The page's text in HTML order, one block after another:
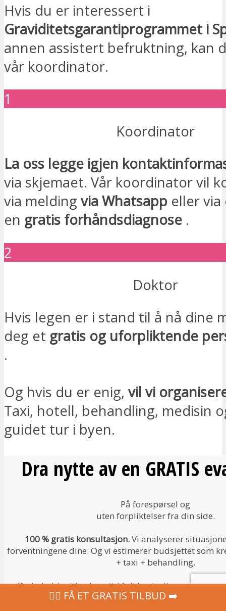
Hvis du er interessert i
Graviditetsgarantiprogrammet i
annen assistert befruktning, kan
vår koordinator.
1
Koordinator
La oss legge igjen
via skjemaet. Vår koordinator vil
via melding via Whatsapp eller
en gratis forhåndsdiagnose .
2
Doktor
Hvis legen er i stand til å nå dine
deg et gratis og uforpliktende
.
Og hvis du er enig, vil vi
Taxi, hotell, behandling, medisin
guidet tur i byen.
Dra nytte av en GRATIS
På forespørsel og
uten forpliktelser fra din side.
100 % gratis konsultasjon.Vi analyserer
forventningene dine. Og vi estimerer budsjettet som
+ taxi + behandling.
Du beholder til enhver tid full kontroll over
‍👩‍⚕ FÅ ET GRATIS TILBUD ➡️